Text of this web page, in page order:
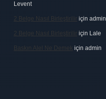
Levent
2 Belge Nasıl Birleştirilir için admin
2 Belge Nasıl Birleştirilir için Lale
Baskın Alel Ne Demek için admin